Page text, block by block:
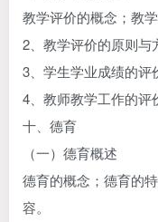
教学评价的概念；教
2、教学评价的原则与
3、学生学业成绩的评
4、教师教学工作的评
十、德育
（一）德育概述
德育的概念；德育的
容。